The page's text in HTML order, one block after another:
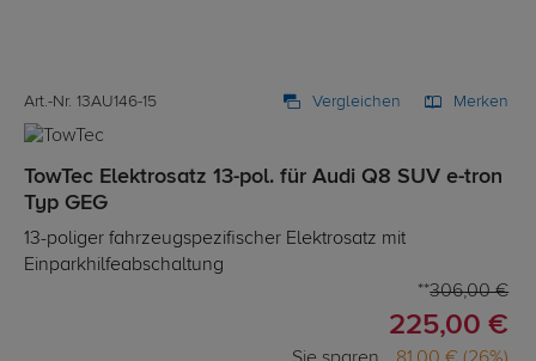
Art.-Nr. 13AU146-15 Vergleichen Merken
TowTec Elektrosatz 13-pol. für Audi Q8 SUV e-tron
Typ GEG
13-poliger fahrzeugspezifischer Elektrosatz mit
Einparkhilfeabschaltung
306,00 €
225,00 €